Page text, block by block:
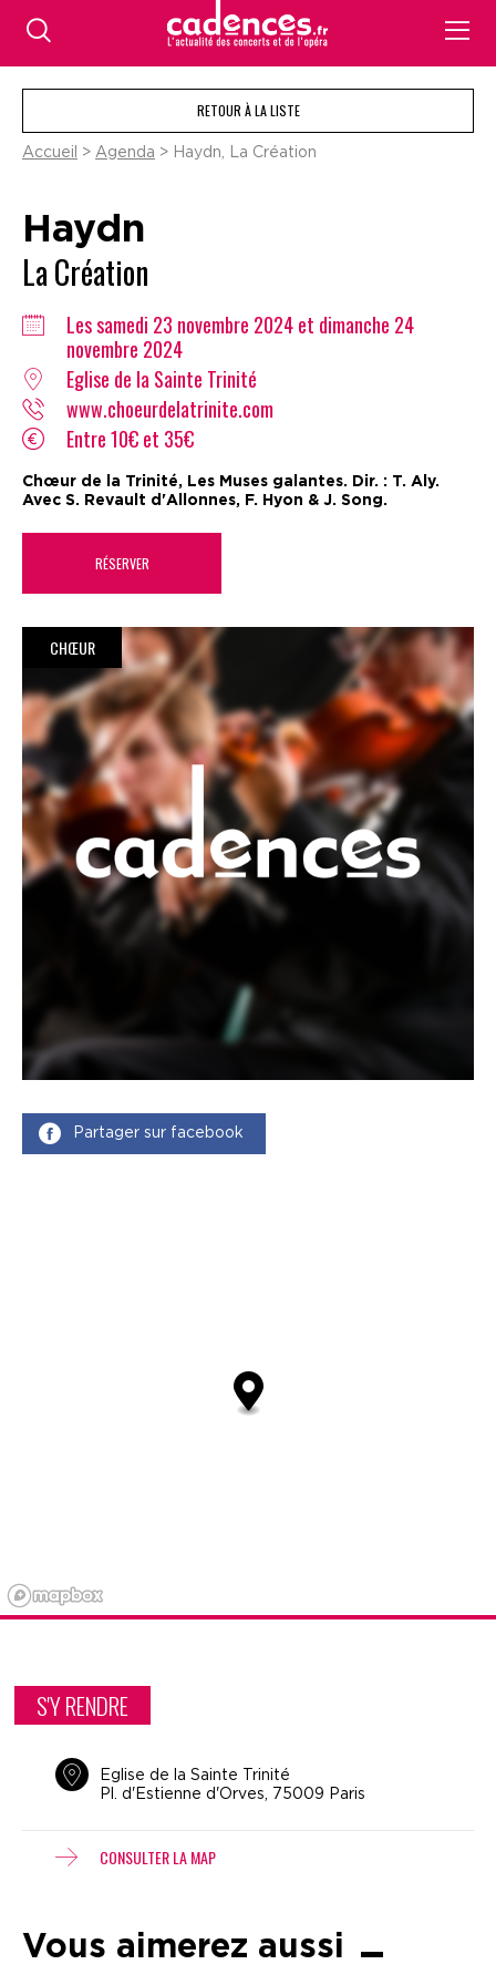
RETOUR À LA LISTE
Accueil > Agenda > Haydn, La Création
Haydn
La Création
Les samedi 23 novembre 2024 et dimanche 24
novembre 2024
Eglise de la Sainte Trinité
www.choeurdelatrinite.com
Entre 10€ et 35€
Chœur de la Trinité, Les Muses galantes. Dir. : T. Aly.
Avec S. Revault d'Allonnes, F. Hyon & J. Song.
RÉSERVER
CHŒUR
Partager sur facebook
S'Y RENDRE
Eglise de la Sainte Trinité
Pl. d'Estienne d'Orves, 75009 Paris
CONSULTER LA MAP
Vous aimerez aussi